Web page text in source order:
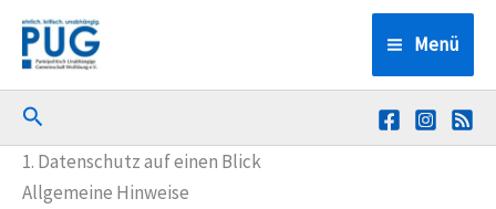
Zum
Inhalt
springen
Menü
Suchen
1. Datenschutz auf einen Blick
Allgemeine Hinweise